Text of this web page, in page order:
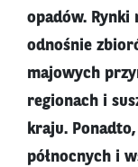
opadów. Rynki
odnośnie
majowych
regionach i
kraju.
północnych i